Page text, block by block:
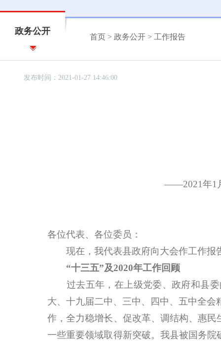
政务公开
首页 > 政务公开 > 工作报告
发布时间：2021-01-27 14:46:00
——2021年1
各位代表、各位委员：
现在，我代表县政府向大会作工作报
“十三五”及2020年工作回顾
过去五年，在上级党委、政府和县委
大、十九届二中、三中、四中、五中全
作，全力稳增长、促改革、调结构、惠
一些重要领域取得新突破。我县被国务